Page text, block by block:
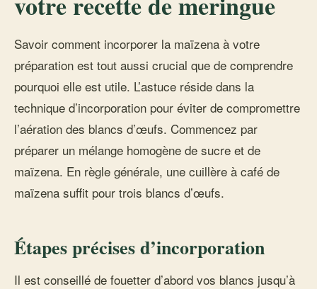
Savoir comment incorporer la maïzena à votre
préparation est tout aussi crucial que de comprendre
pourquoi elle est utile. L’astuce réside dans la
technique d’incorporation pour éviter de compromettre
l’aération des blancs d’œufs. Commencez par
préparer un mélange homogène de sucre et de
maïzena. En règle générale, une cuillère à café de
maïzena suffit pour trois blancs d’œufs.
Étapes précises d’incorporation
Il est conseillé de fouetter d’abord vos blancs jusqu’à